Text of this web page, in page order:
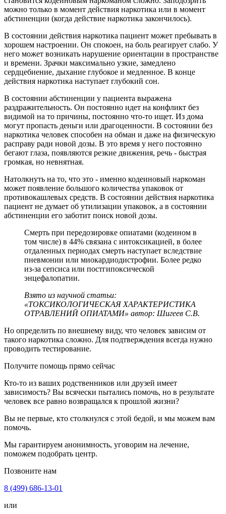
можно только в момент действия наркотика или в момент
абстиненции (когда действие наркотика закончилось).
В состоянии действия наркотика пациент может пребывать в
хорошем настроении. Он спокоен, на боль реагирует слабо. У
него может возникать нарушение ориентации в пространстве
и времени. Зрачки максимально узкие, замедлено
сердцебиение, дыхание глубокое и медленное. В конце
действия наркотика наступает глубокий сон.
В состоянии абстиненции у пациента выражена
раздражительность. Он постоянно идет на конфликт без
видимой на то причины, постоянно что-то ищет. Из дома
могут пропасть деньги или драгоценности. В состоянии без
наркотика человек способен на обман и даже на физическую
расправу ради новой дозы. В это время у него постоянно
бегают глаза, появляются резкие движения, речь - быстрая
громкая, но невнятная.
Натолкнуть на то, что это - именно кодеиновый наркоман
может появление большого количества упаковок от
противокашлевых средств. В состоянии действия наркотика
пациент не думает об утилизации упаковок, а в состоянии
абстиненции его заботит поиск новой дозы.
Смерть при передозировке опиатами (кодеином в
том числе) в 44% связана с интоксикацией, в более
отдаленных периодах смерть наступает вследствие
пневмонии или миокардиодистрофии. Более редко
из-за сепсиса или постгипоксической
энцефалопатии.
Взято из научной статьи:
«ТОКСИКОЛОГИЧЕСКАЯ ХАРАКТЕРИСТИКА
ОТРАВЛЕНИЙ ОПИАТАМИ» автор: Шигеев С.В.
Но определить по внешнему виду, что человек зависим от
такого наркотика сложно. Для подтверждения всегда нужно
проводить тестирование.
Получите помощь прямо сейчас
Кто-то из ваших родственников или друзей имеет
зависимость? Вы всячески пытались помочь, но в результате
человек все равно возвращался к прошлой жизни?
Вы не первые, кто столкнулся с этой бедой, и мы можем вам
помочь.
Мы гарантируем анонимность, уговорим на лечение,
поможем подобрать центр.
Позвоните нам
8 (499) 686-13-01
или